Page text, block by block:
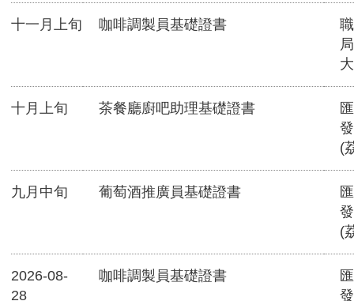
十一月上旬 咖啡調製員基礎證書
十月上旬 茶餐廳廚吧助理基礎證書
(
九月中旬 葡萄酒推廣員基礎證書
(
2026-08-
28
咖啡調製員基礎證書